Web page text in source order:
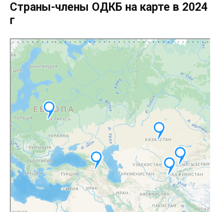
Страны-члены ОДКБ на карте в 2024
г
Яндекс Карты
Яндекс Карты — транспорт, навигация, поиск мест